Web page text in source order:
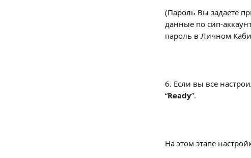
(Пароль Вы задаете
данные по сип-
пароль в Личном
6. Если вы все
“Ready”.
На этом этапе